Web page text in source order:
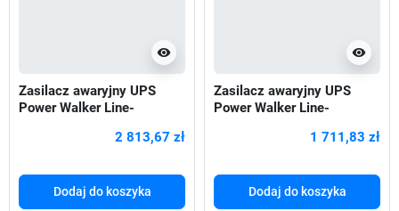
visibility
Zasilacz awaryjny UPS
Power Walker Line-
2 813,67 zł
Dodaj do koszyka
visibility
Zasilacz awaryjny UPS
Power Walker Line-
1 711,83 zł
Dodaj do koszyka